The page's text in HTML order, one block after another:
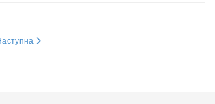
рішення для візуалізації гелів та блотів
стаття: КОМІСАРЕНКА С.В. обрано